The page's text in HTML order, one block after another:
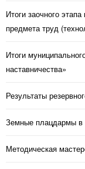
Итоги заочного
предмета труд
Итоги
наставничества»
Результаты
Земные плацдармы в
Методическая